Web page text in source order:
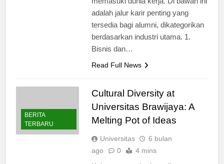
memasuki dunia kerja. Di bawah ini
adalah jalur karir penting yang
tersedia bagi alumni, dikategorikan
berdasarkan industri utama. 1.
BERITA
Cultural Diversity at
Universitas Brawijaya: A
Melting Pot of Ideas
Universitas
6 bulan